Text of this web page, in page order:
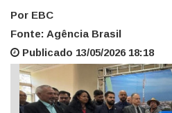
Por EBC
Fonte: Agência Brasil
Publicado 13/05/2026 18:18